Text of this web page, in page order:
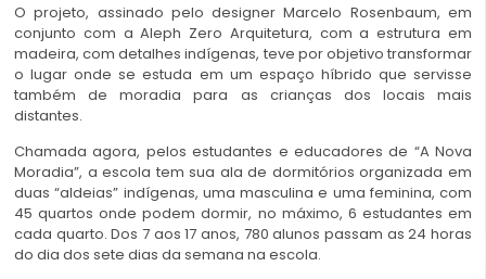
O projeto, assinado pelo designer Marcelo Rosenbaum, em
conjunto com a Aleph Zero Arquitetura, com a estrutura em
madeira, com detalhes indígenas, teve por objetivo transformar
o lugar onde se estuda em um espaço híbrido que servisse
também de moradia para as crianças dos locais mais
distantes.
Chamada agora, pelos estudantes e educadores de “A Nova
Moradia”, a escola tem sua ala de dormitórios organizada em
duas “aldeias” indígenas, uma masculina e uma feminina, com
45 quartos onde podem dormir, no máximo, 6 estudantes em
cada quarto. Dos 7 aos 17 anos, 780 alunos passam as 24 horas
do dia dos sete dias da semana na escola.